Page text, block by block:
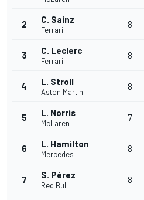
2 C. Sainz
Ferrari
8
3 C. Leclerc
Ferrari
8
4 L. Stroll
Aston Martin
8
5 L. Norris
McLaren
7
6 L. Hamilton
Mercedes
8
7 S. Pérez
Red Bull
8